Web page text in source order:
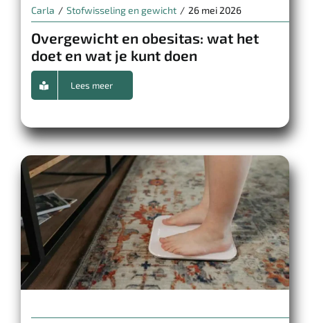
Carla / Stofwisseling en gewicht / 26 mei 2026
Overgewicht en obesitas: wat het
doet en wat je kunt doen
Lees meer